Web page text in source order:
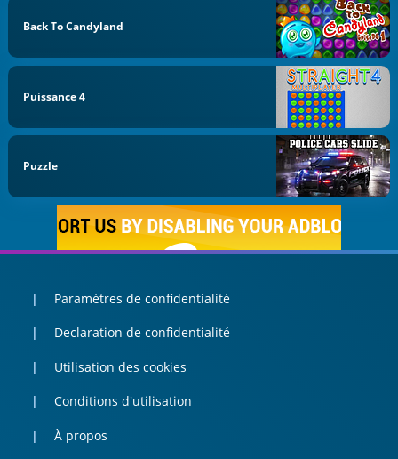
Back To Candyland
Puissance 4
Puzzle
Paramètres de confidentialité
Declaration de confidentialité
Utilisation des cookies
Conditions d'utilisation
À propos